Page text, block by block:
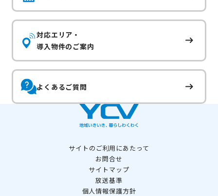
対応エリア・
導入物件のご案内
よくあるご質問
サイトのご利用にあたって
お問合せ
サイトマップ
放送基準
個人情報保護方針